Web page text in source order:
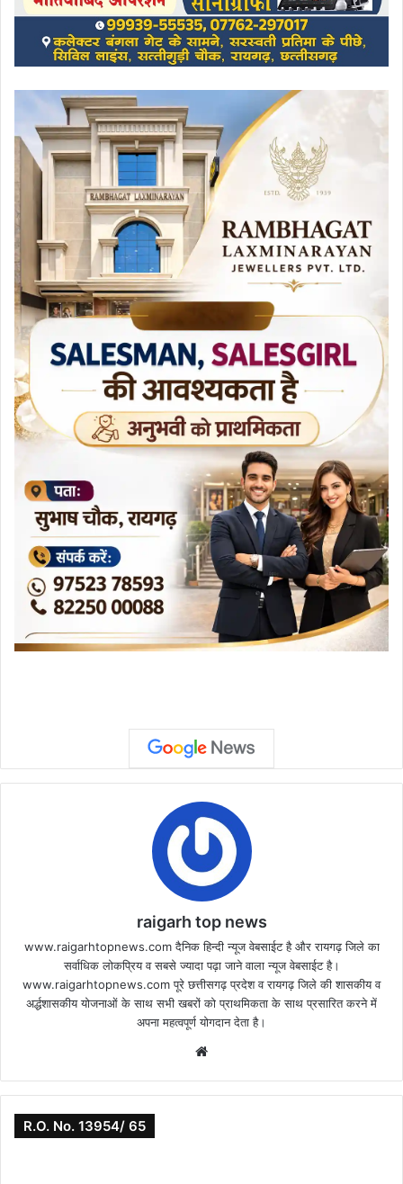
raigarh top news
www.raigarhtopnews.com दैनिक हिन्दी न्यूज वेबसाईट है और रायगढ़ जिले का
सर्वाधिक लोकप्रिय व सबसे ज्यादा पढ़ा जाने वाला न्यूज वेबसाईट है।
www.raigarhtopnews.com पूरे छत्तीसगढ़ प्रदेश व रायगढ़ जिले की शासकीय व
अर्द्धशासकीय योजनाओं के साथ सभी खबरों को प्राथमिकता के साथ प्रसारित करने में
अपना महत्वपूर्ण योगदान देता है।
R.O. No. 13954/ 65